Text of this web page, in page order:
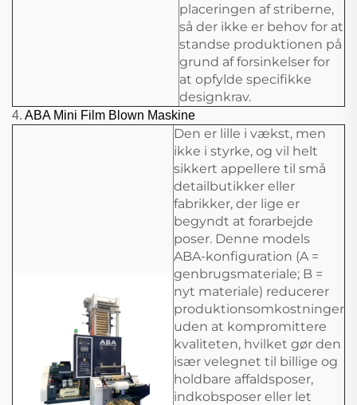
placeringen af striberne,
så der ikke er behov for at
standse produktionen på
grund af forsinkelser for
at opfylde specifikke
designkrav.
4. ABA Mini Film Blown Maskine
Den er lille i vækst, men
ikke i styrke, og vil helt
sikkert appellere til små
detailbutikker eller
fabrikker, der lige er
begyndt at forarbejde
poser. Denne models
ABA-konfiguration (A =
genbrugsmateriale; B =
nyt materiale) reducerer
produktionsomkostninger
uden at kompromittere
kvaliteten, hvilket gør den
især velegnet til billige og
holdbare affaldsposer,
indkobsposer eller let